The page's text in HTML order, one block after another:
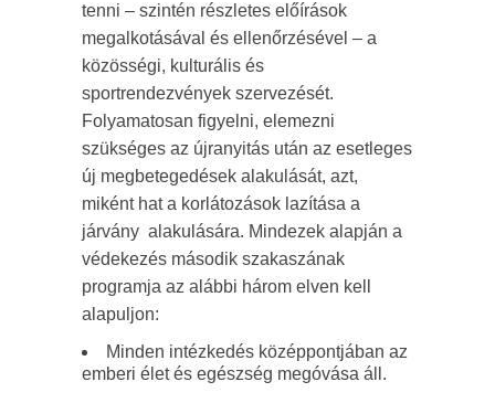
tenni – szintén részletes előírások
megalkotásával és ellenőrzésével – a
közösségi, kulturális és
sportrendezvények szervezését.
Folyamatosan figyelni, elemezni
szükséges az újranyitás után az esetleges
új megbetegedések alakulását, azt,
miként hat a korlátozások lazítása a
járvány alakulására. Mindezek alapján a
védekezés második szakaszának
programja az alábbi három elven kell
alapuljon:
Minden intézkedés középpontjában az
emberi élet és egészség megóvása áll.